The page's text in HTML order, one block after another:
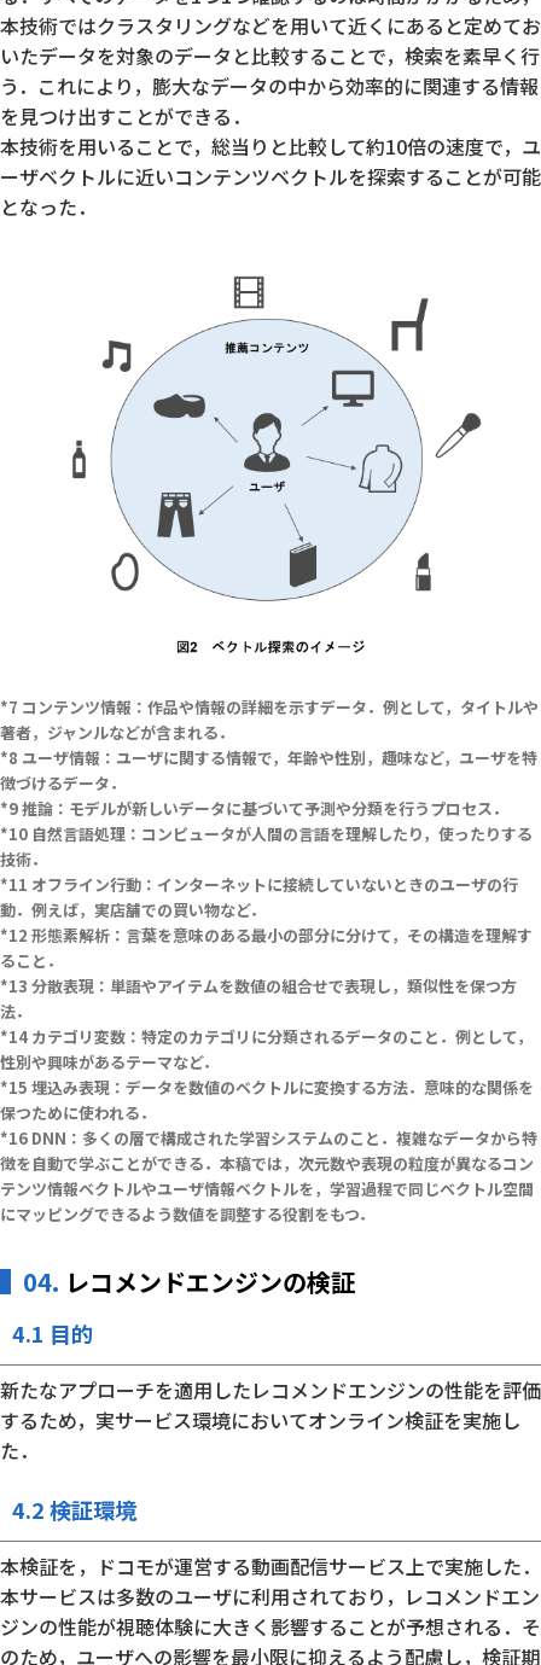
本技術ではクラスタリングなどを用いて近くにあると定めてお
いたデータを対象のデータと比較することで，検索を素早く行
う．これにより，膨大なデータの中から効率的に関連する情報
を見つけ出すことができる．
本技術を用いることで，総当りと比較して約10倍の速度で，ユ
ーザベクトルに近いコンテンツベクトルを探索することが可能
となった．
コンテンツ情報：作品や情報の詳細を示すデータ．例として，タイトルや
著者，ジャンルなどが含まれる．
ユーザ情報：ユーザに関する情報で，年齢や性別，趣味など，ユーザを特
徴づけるデータ．
推論：モデルが新しいデータに基づいて予測や分類を行うプロセス．
自然言語処理：コンピュータが人間の言語を理解したり，使ったりする
技術．
オフライン行動：インターネットに接続していないときのユーザの行
動．例えば，実店舗での買い物など．
形態素解析：言葉を意味のある最小の部分に分けて，その構造を理解す
ること．
分散表現：単語やアイテムを数値の組合せで表現し，類似性を保つ方
法．
カテゴリ変数：特定のカテゴリに分類されるデータのこと．例として，
性別や興味があるテーマなど．
埋込み表現：データを数値のベクトルに変換する方法．意味的な関係を
保つために使われる．
DNN：多くの層で構成された学習システムのこと．複雑なデータから特
徴を自動で学ぶことができる．本稿では，次元数や表現の粒度が異なるコン
テンツ情報ベクトルやユーザ情報ベクトルを，学習過程で同じベクトル空間
にマッピングできるよう数値を調整する役割をもつ．
04. レコメンドエンジンの検証
4.1 目的
新たなアプローチを適用したレコメンドエンジンの性能を評価
するため，実サービス環境においてオンライン検証を実施し
た．
4.2 検証環境
本検証を，ドコモが運営する動画配信サービス上で実施した．
本サービスは多数のユーザに利用されており，レコメンドエン
ジンの性能が視聴体験に大きく影響することが予想される．そ
のため，ユーザへの影響を最小限に抑えるよう配慮し，検証期